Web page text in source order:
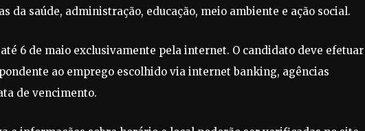
da saúde, administração, educação, meio ambiente e ação social.
6 de maio exclusivamente pela internet. O candidato deve efetuar
ao emprego escolhido via internet banking, agências
de vencimento.